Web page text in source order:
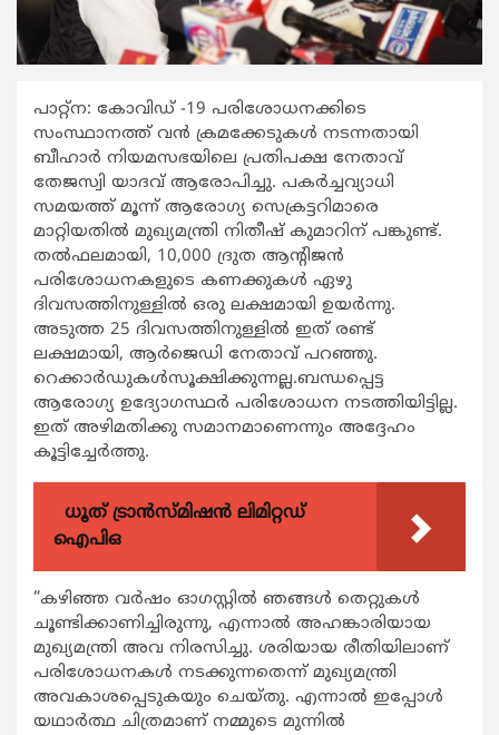
പാറ്റ്ന: കോവിഡ് -19 പരിശോധനക്കിടെ
സംസ്ഥാനത്ത് വന്‍ ക്രമക്കേടുകള്‍ നടന്നതായി
ബീഹാര്‍ നിയമസഭയിലെ പ്രതിപക്ഷ നേതാവ്
തേജസ്വി യാദവ് ആരോപിച്ചു. പകര്‍ച്ചവ്യാധി
സമയത്ത് മൂന്ന് ആരോഗ്യ സെക്രട്ടറിമാരെ
മാറ്റിയതില്‍ മുഖ്യമന്ത്രി നിതീഷ് കുമാറിന് പങ്കുണ്ട്.
തല്‍ഫലമായി, 10,000 ദ്രുത ആന്‍റിജന്‍
പരിശോധനകളുടെ കണക്കുകള്‍ ഏഴു
ദിവസത്തിനുള്ളില്‍ ഒരു ലക്ഷമായി ഉയര്‍ന്നു.
അടുത്ത 25 ദിവസത്തിനുള്ളില്‍ ഇത് രണ്ട്
ലക്ഷമായി, ആര്‍ജെഡി നേതാവ് പറഞ്ഞു.
റെക്കാര്‍ഡുകള്‍സൂക്ഷിക്കുന്നല്ല.ബന്ധപ്പെട്ട
ആരോഗ്യ ഉദ്യോഗസ്ഥര്‍ പരിശോധന നടത്തിയിട്ടില്ല.
ഇത് അഴിമതിക്കു സമാനമാണെന്നും അദ്ദേഹം
കൂട്ടിച്ചേര്‍ത്തു.
ധൂത് ട്രാൻസ്മിഷൻ ലിമിറ്റഡ്
ഐപിഒ
“കഴിഞ്ഞ വര്‍ഷം ഓഗസ്റ്റില്‍ ഞങ്ങള്‍ തെറ്റുകള്‍
ചൂണ്ടിക്കാണിച്ചിരുന്നു, എന്നാല്‍ അഹങ്കാരിയായ
മുഖ്യമന്ത്രി അവ നിരസിച്ചു. ശരിയായ രീതിയിലാണ്
പരിശോധനകള്‍ നടക്കുന്നതെന്ന് മുഖ്യമന്ത്രി
അവകാശപ്പെടുകയും ചെയ്തു. എന്നാല്‍ ഇപ്പോള്‍
യഥാര്‍ത്ഥ ചിത്രമാണ് നമ്മുടെ മുന്നില്‍